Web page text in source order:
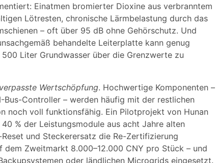
Einatmen bromierter Dioxine aus verbranntem
Lötresten, chronische Lärmbelastung durch das
– oft über 95 dB ohne Gehörschutz. Und
behandelte Leiterplatte kann genug
Liter Grundwasser über die Grenzwerte zu
verpasste Wertschöpfung. Hochwertige Komponenten –
Controller – werden häufig mit der restlichen
noch voll funktionsfähig. Ein Pilotprojekt von Hunan
% der Leistungsmodule aus acht Jahre alten
und Steckerersatz die Re-Zertifizierung
Zweitmarkt 8.000–12.000 CNY pro Stück – und
oder ländlichen Microgrids eingesetzt.